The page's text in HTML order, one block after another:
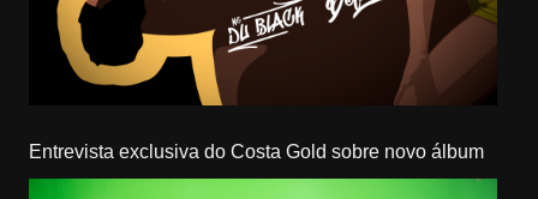
Entrevista exclusiva do Costa Gold sobre novo álbum